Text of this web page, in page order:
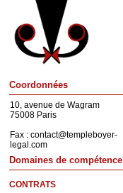
Coordonnées
10, avenue de Wagram
75008 Paris
Fax : contact@templeboyer-
legal.com
Domaines de compétence
CONTRATS